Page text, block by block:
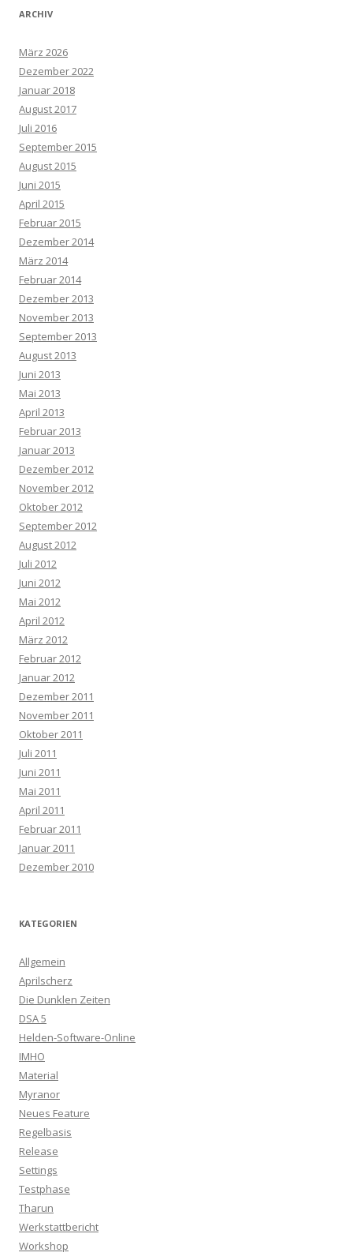
ARCHIV
März 2026
Dezember 2022
Januar 2018
August 2017
Juli 2016
September 2015
August 2015
Juni 2015
April 2015
Februar 2015
Dezember 2014
März 2014
Februar 2014
Dezember 2013
November 2013
September 2013
August 2013
Juni 2013
Mai 2013
April 2013
Februar 2013
Januar 2013
Dezember 2012
November 2012
Oktober 2012
September 2012
August 2012
Juli 2012
Juni 2012
Mai 2012
April 2012
März 2012
Februar 2012
Januar 2012
Dezember 2011
November 2011
Oktober 2011
Juli 2011
Juni 2011
Mai 2011
April 2011
Februar 2011
Januar 2011
Dezember 2010
KATEGORIEN
Allgemein
Aprilscherz
Die Dunklen Zeiten
DSA 5
Helden-Software-Online
IMHO
Material
Myranor
Neues Feature
Regelbasis
Release
Settings
Testphase
Tharun
Werkstattbericht
Workshop